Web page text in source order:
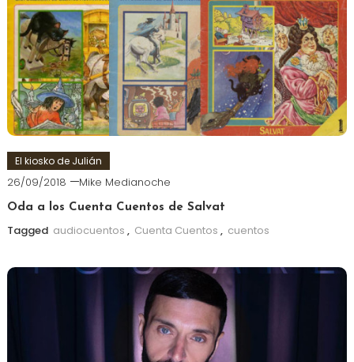
El kiosko de Julián
26/09/2018 Mike Medianoche
Oda a los Cuenta Cuentos de Salvat
Tagged audiocuentos , Cuenta Cuentos , cuentos